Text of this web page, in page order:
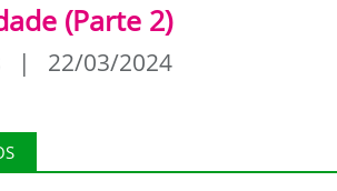
(Parte 2)
| 22/03/2024